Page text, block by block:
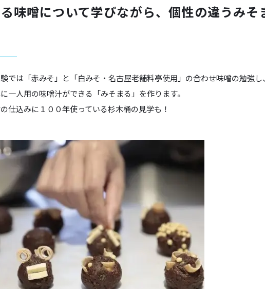
味噌について学びながら、個性の違うみそ
では「赤みそ」と「白みそ・名古屋老舗料亭使用」の合わせ味噌の勉強
一人用の味噌汁ができる「みそまる」を作ります。
仕込みに１００年使っている杉木桶の見学も！